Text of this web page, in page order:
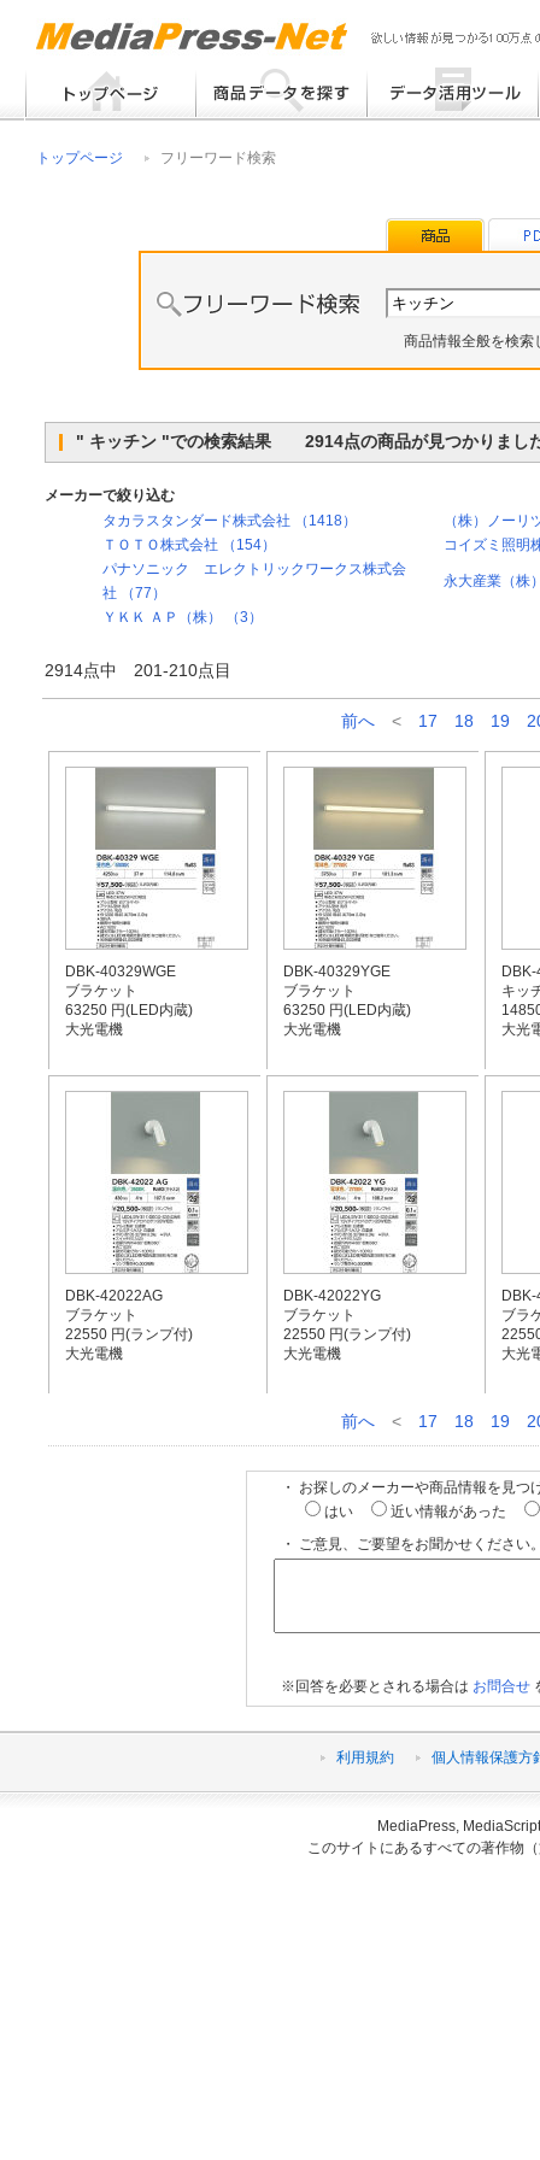
メーカー別検索
トップページ フリーワード検索
商品情報全般を検索
" キッチン "での検索結果 2914点の商品が見つかりまし
メーカーで絞り込む
タカラスタンダード株式会社 （1418）
（株）ノーリ
ＴＯＴＯ株式会社 （154）
コイズミ照明
パナソニック エレクトリックワークス株式会
社 （77）
永大産業（株
ＹＫＫ ＡＰ（株） （3）
2914点中 201-210点目
前へ < 17 18 19
DBK-40329WGE
ブラケット
63250 円(LED内蔵)
大光電機
DBK-40329YGE
ブラケット
63250 円(LED内蔵)
大光電機
キッ
大光
DBK-42022AG
ブラケット
22550 円(ランプ付)
大光電機
DBK-42022YG
ブラケット
22550 円(ランプ付)
大光電機
ブラ
大光
前へ < 17 18 19
・ お探しのメーカーや商品情報を見つ
はい
近い情報があった
・ ご意見、ご要望をお聞かせください
※回答を必要とされる場合は お問合せ
利用規約 個人情報保護方
MediaPress,
このサイトにあるすべての著作物